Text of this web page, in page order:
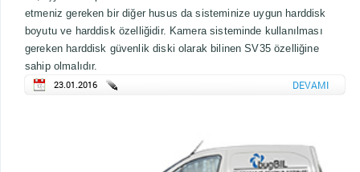
etmeniz gereken bir diğer husus da sisteminize uygun harddisk
boyutu ve harddisk özelliğidir. Kamera sisteminde kullanılması
gereken harddisk güvenlik diski olarak bilinen SV35 özelliğine
sahip olmalıdır.
23.01.2016
DEVAMI